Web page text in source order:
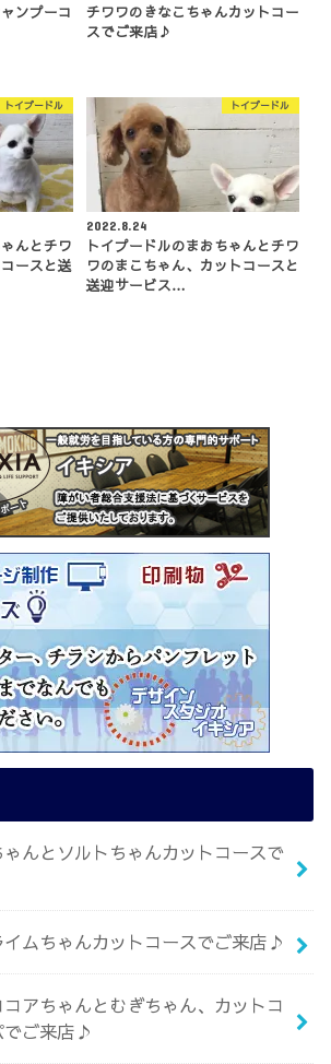
ンプーコ
チワワのきなこちゃんカットコー
スでご来店♪
トイプードル
んとチワ
ースと送
トイプードル
2022.8.24
トイプードルのまおちゃんとチワ
ワのまこちゃん、カットコースと
送迎サービス…
んとソルトちゃんカットコースで
イムちゃんカットコースでご来店♪
アちゃんとむぎちゃん、カットコ
でご来店♪